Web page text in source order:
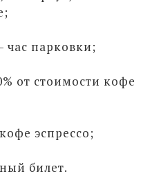
- час парковки;
от стоимости кофе
эспрессо;
билет.